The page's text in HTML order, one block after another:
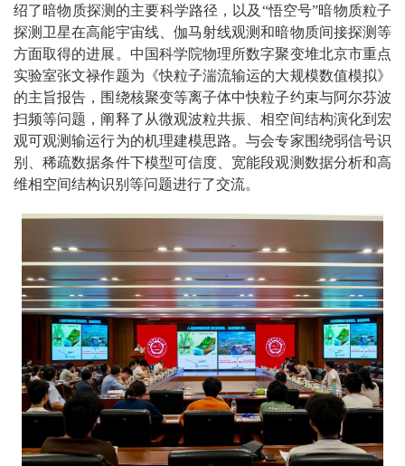
绍了暗物质探测的主要科学路径，以及“悟空号”暗物质粒子
探测卫星在高能宇宙线、伽马射线观测和暗物质间接探测等
方面取得的进展。中国科学院物理所数字聚变堆北京市重点
实验室张文禄作题为《快粒子湍流输运的大规模数值模拟》
的主旨报告，围绕核聚变等离子体中快粒子约束与阿尔芬波
扫频等问题，阐释了从微观波粒共振、相空间结构演化到宏
观可观测输运行为的机理建模思路。与会专家围绕弱信号识
别、稀疏数据条件下模型可信度、宽能段观测数据分析和高
维相空间结构识别等问题进行了交流。